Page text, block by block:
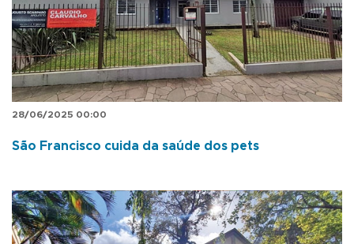
28/06/2025 00:00
São Francisco cuida da saúde dos pets